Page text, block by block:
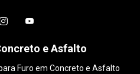
e Asfalto
Furo em Concreto e Asfalto